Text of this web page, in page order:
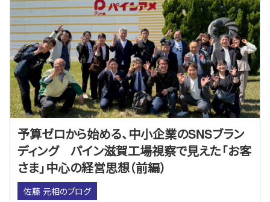
予算ゼロから始める、中小企業のSNSブラン
ディング パイン滋賀工場視察で見えた「お客
さま」中心の経営思想（前編）
佐藤 元相のブログ